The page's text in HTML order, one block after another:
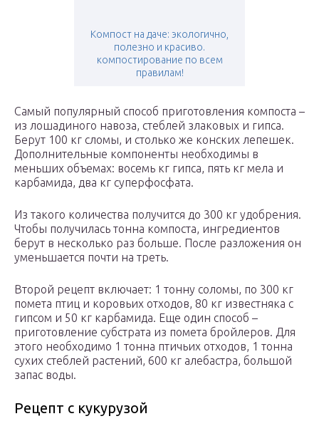
Компост на даче: экологично,
полезно и красиво.
компостирование по всем
правилам!
Самый популярный способ приготовления компоста –
из лошадиного навоза, стеблей злаковых и гипса.
Берут 100 кг сломы, и столько же конских лепешек.
Дополнительные компоненты необходимы в
меньших объемах: восемь кг гипса, пять кг мела и
карбамида, два кг суперфосфата.
Из такого количества получится до 300 кг удобрения.
Чтобы получилась тонна компоста, ингредиентов
берут в несколько раз больше. После разложения он
уменьшается почти на треть.
Второй рецепт включает: 1 тонну соломы, по 300 кг
помета птиц и коровьих отходов, 80 кг известняка с
гипсом и 50 кг карбамида. Еще один способ –
приготовление субстрата из помета бройлеров. Для
этого необходимо 1 тонна птичьих отходов, 1 тонна
сухих стеблей растений, 600 кг алебастра, большой
запас воды.
Рецепт с кукурузой